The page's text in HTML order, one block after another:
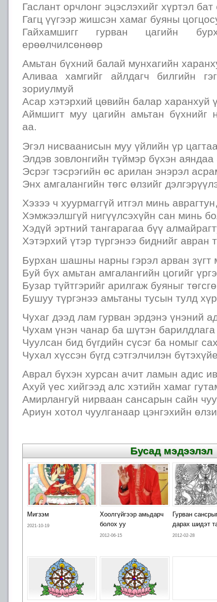
Гаслант орчлонг эцэслэхийг хүртэл
Гагц үүгээр жишсэн хамаг буяны
Гайхамшигг гурван цагийн
ерөөлчилсөнөөр
Амьтан бүхний балай мунхагийн
Аливаа хамгийг айлдагч билгийн
зориулмуй
Асар хэтэрхий цөвийн балар харанхуй
Аймшигт муу цагийн амьтан бүхнийг
аа.
Эгэл нисваанисын муу үйлийн үр
Элдэв зовлонгийн түймэр бүхэн
Эсрэг тэсрэгийн өс арилан энэрэл
Энх амгалангийн төгс өлзийг
Хэзээ ч хуурмаггүй итгэл минь
Хэмжээлшгүй нигүүлсэхүйн сан минь
Хэдүй эртний тангарагаа бүү
Хэтэрхий үтэр түргэнээ биднийг авран
Бурхан шашны нарны гэрэл арван зүгт
Буй бүх амьтан амгалангийн цогийг
Бузар түйтгэрийг арилгаж буяныг
Бушуу түргэнээ амьтаны тусын тулд
Чухаг дээд лам гурван эрдэнэ үнэний
Чухам үнэн чанар ба шүтэн
Чуулсан бид бүгдийн сүсэг ба номыг
Чухал хүссэн бүгд сэтгэлчилэн
Аврал бүхэн хурсан ачит ламын адис
Ахуй үес хийгээд алс хэтийн хамаг
Амирлангуй нирваан сансарын сайн
Ариун хотол чуулганаар цэнгэхийн
Бусад мэдээлэл
Мигзэм
2021-10-19
Хоолгүйгээр амьдарч
болох уу
2012-06-15
Гурван
дарах шидэт
2012-02-28